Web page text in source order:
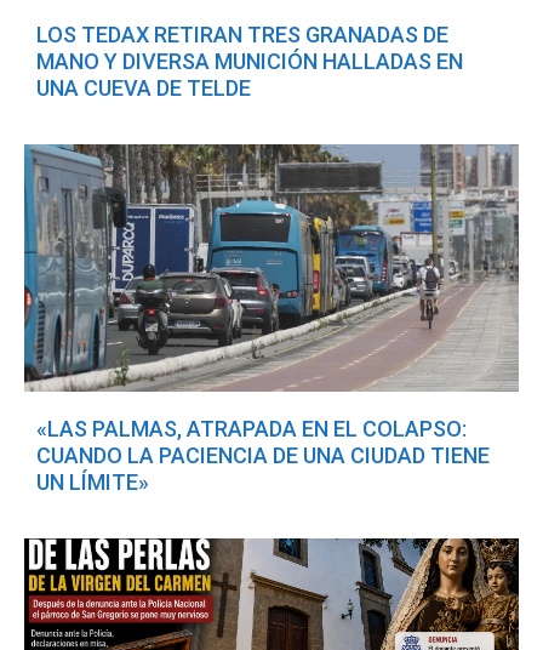
LOS TEDAX RETIRAN TRES GRANADAS DE
MANO Y DIVERSA MUNICIÓN HALLADAS EN
UNA CUEVA DE TELDE
«LAS PALMAS, ATRAPADA EN EL COLAPSO:
CUANDO LA PACIENCIA DE UNA CIUDAD TIENE
UN LÍMITE»